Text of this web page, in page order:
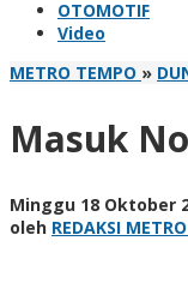
OTOMOTIF
Video
METRO TEMPO »
Masuk
Minggu 18 Oktober
oleh REDAKSI